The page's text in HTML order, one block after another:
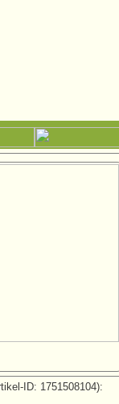
ID: 1751508104):